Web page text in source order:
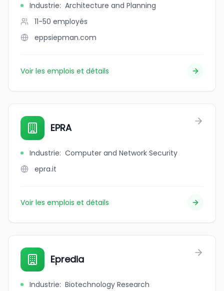
Industrie: Architecture and Planning
11-50 employés
eppsiepman.com
Voir les emplois et détails
EPRA
Industrie: Computer and Network Security
epra.it
Voir les emplois et détails
Epredia
Industrie: Biotechnology Research